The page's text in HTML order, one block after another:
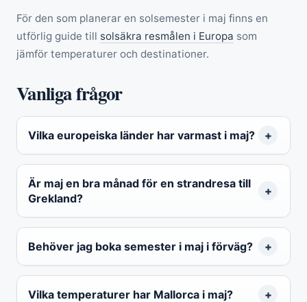
För den som planerar en solsemester i maj finns en
utförlig guide till solsäkra resmålen i Europa som
jämför temperaturer och destinationer.
Vanliga frågor
Vilka europeiska länder har varmast i maj?
Är maj en bra månad för en strandresa till
Grekland?
Behöver jag boka semester i maj i förväg?
Vilka temperaturer har Mallorca i maj?